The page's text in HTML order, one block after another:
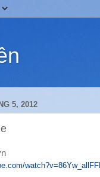
5, 2012